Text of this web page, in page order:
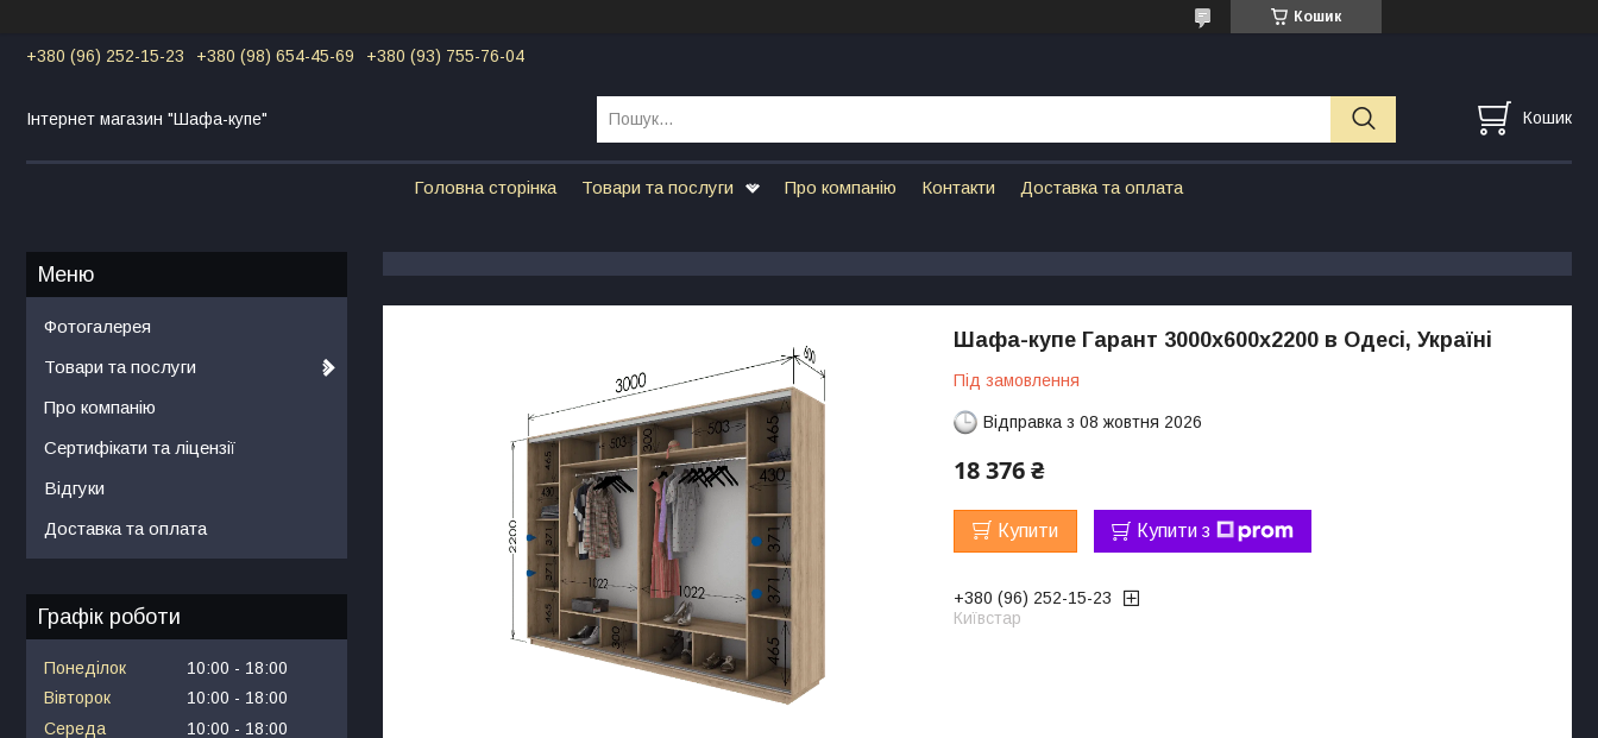
Кошик
+380 (96) 252-15-23 +380 (98) 654-45-69 +380 (93) 755-76-04
Інтернет магазин "Шафа-купе" Кошик
Головна сторінка Товари та послуги Про компанію Контакти Доставка та оплата
Шафа-купе Гарант 3000х600х2200 в Одесі, Україні
Під замовлення
Відправка з 08 жовтня 2026
18 376 ₴
Купити Купити з
+380 (96) 252-15-23
Київстар
Фотогалерея
Товари та послуги
Про компанію
Сертифікати та ліцензії
Відгуки
Доставка та оплата
Графік роботи
Понеділок 10:00
18:00
Вівторок
10:00
18:00
Середа
10:00
18:00